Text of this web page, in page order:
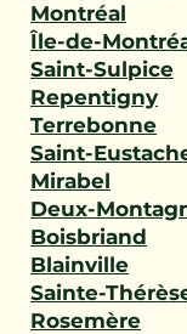
Montréal
Île-de-
Saint-Sulpice
Repentigny
Terrebonne
Saint-
Mirabel
Deux-
Boisbriand
Blainville
Sainte-
Rosemère